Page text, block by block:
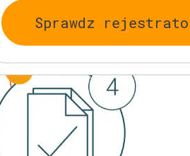
Sprawdz
przechowywane w chmurze
Connect w celu
monitorowania i dokumentacji.
wymagana licencja Testo Data
Monitoring).
testo Smart